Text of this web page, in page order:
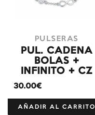
PULSERAS
PUL. CADENA
BOLAS +
INFINITO + CZ
30.00€
AÑADIR AL CARRITO